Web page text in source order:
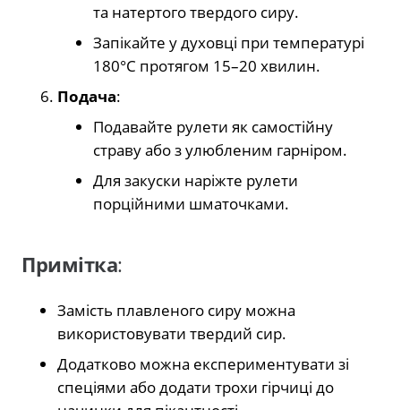
та натертого твердого сиру.
Запікайте у духовці при температурі
180°C протягом 15–20 хвилин.
Подача:
Подавайте рулети як самостійну
страву або з улюбленим гарніром.
Для закуски наріжте рулети
порційними шматочками.
Примітка:
Замість плавленого сиру можна
використовувати твердий сир.
Додатково можна експериментувати зі
спеціями або додати трохи гірчиці до